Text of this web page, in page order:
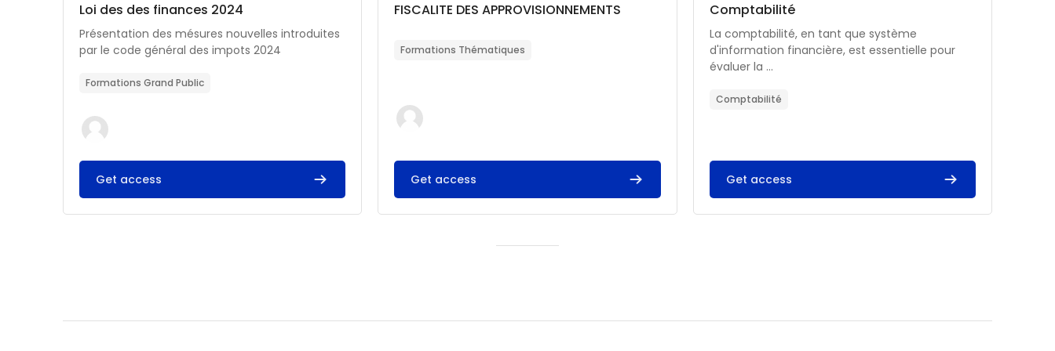
Catégorie de cours
Nom du cours
Loi des des finances 2024
Résumé du cours :
Présentation des mésures nouvelles introduites
par le code général des impots 2024
Formations Grand Public
Get access
Catégorie de cours
Nom du cours
FISCALITE DES APPROVISIONNEMENTS
Formations Thématiques
Get access
Catégorie de cours
Nom du cours
Comptabilité
Résumé du cours :
La comptabilité, en tant que système
d'information financière, est essentielle pour
évaluer la ...
Comptabilité
Get access